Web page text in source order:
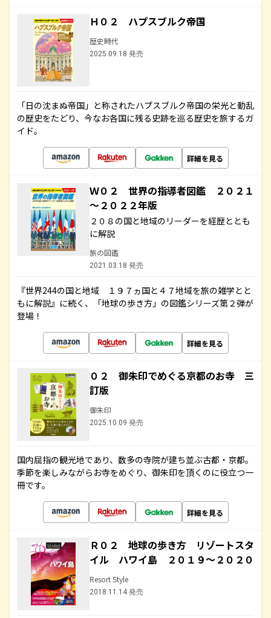
Ｈ０２ ハプスブルク帝国
歴史時代
2025.09.18 発売
「日の沈まぬ帝国」と称されたハプスブルク帝国の栄光と動乱
の歴史をたどり、今なお各国に残る史跡を巡る歴史を旅するガ
イド。
詳細を見る
Ｗ０２ 世界の指導者図鑑 ２０２１
～２０２２年版
２０８の国と地域のリーダーを経歴ととも
に解説
旅の図鑑
2021.03.18 発売
『世界244の国と地域 １９７ヵ国と４７地域を旅の雑学とと
もに解説』に続く、「地球の歩き方」の図鑑シリーズ第２弾が
登場！
詳細を見る
０２ 御朱印でめぐる京都のお寺 三
訂版
御朱印
2025.10.09 発売
国内屈指の観光地であり、数多の寺院が建ち並ぶ古都・京都。
季節を楽しみながらお寺をめぐり、御朱印を頂くのに役立つ一
冊です。
詳細を見る
Ｒ０２ 地球の歩き方 リゾートスタ
イル ハワイ島 ２０１９～２０２０
Resort Style
2018.11.14 発売